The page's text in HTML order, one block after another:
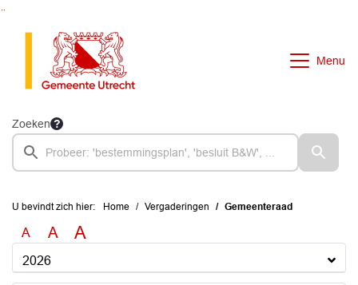
Menu
Zoeken
U bevindt zich hier: Home Vergaderingen Gemeenteraad
A A A
2026